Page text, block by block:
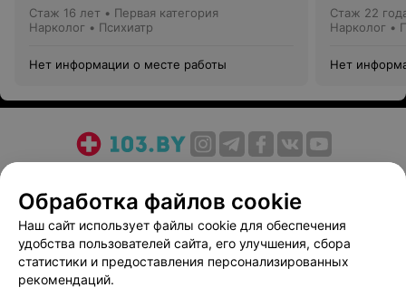
Стаж 16 лет • Первая категория
Нарколог • Психиатр
Нет информации о месте работы
Стаж 22
Нарколог •
Нет
Медицинский маркетинг
Публичный договор
Пользовательское соглашение
Способы оплаты
Вакансии
Партнеры
Написать руководителю 103.by
Обработка файлов cookie
Наш сайт использует файлы cookie для обеспечения
удобства пользователей сайта, его улучшения, сбора
статистики и предоставления персонализированных
рекомендаций.